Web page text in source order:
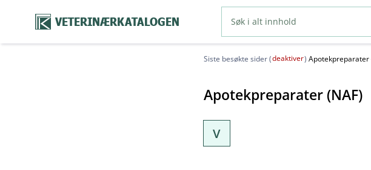
VETERINÆRKATALOGEN
Siste besøkte sider (deaktiver) Apotekpreparater
Apotekpreparater (NAF)
V